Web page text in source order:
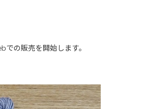
の販売を開始します。